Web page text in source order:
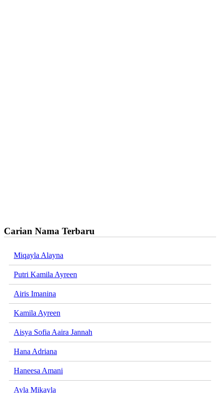
Carian Nama Terbaru
Miqayla Alayna
Putri Kamila Ayreen
Airis Imanina
Kamila Ayreen
Aisya Sofia Aaira Jannah
Hana Adriana
Haneesa Amani
Ayla Mikayla